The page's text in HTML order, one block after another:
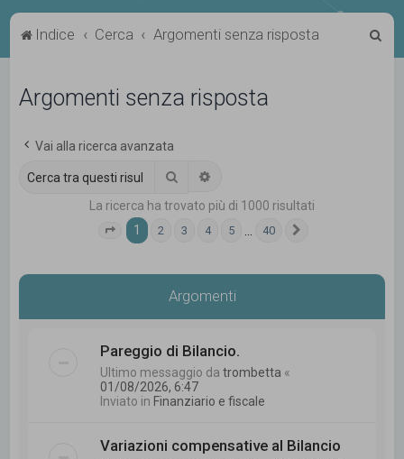
Indice Cerca Argomenti senza risposta
Argomenti senza risposta
Vai alla ricerca avanzata
Cerca
La ricerca ha trovato più di 1000 risultati
Pagina 1di 40
1 2 3 4 5 40
Argomenti
Pareggio di Bilancio.
Ultimo messaggio datrombetta «
01/08/2026, 6:47
Inviato in Finanziario e fiscale
Variazioni compensative al Bilancio